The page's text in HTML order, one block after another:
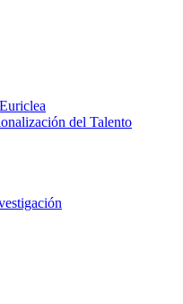
del Talento